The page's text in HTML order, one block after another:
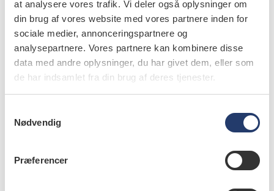
at analysere vores trafik. Vi deler også oplysninger om
din brug af vores website med vores partnere inden for
sociale medier, annonceringspartnere og
analysepartnere. Vores partnere kan kombinere disse
data med andre oplysninger, du har givet dem, eller som
de har indsamlet fra din brug af deres tjenester.
Nødvendig
Præferencer
info
Nr. 1 | 2020